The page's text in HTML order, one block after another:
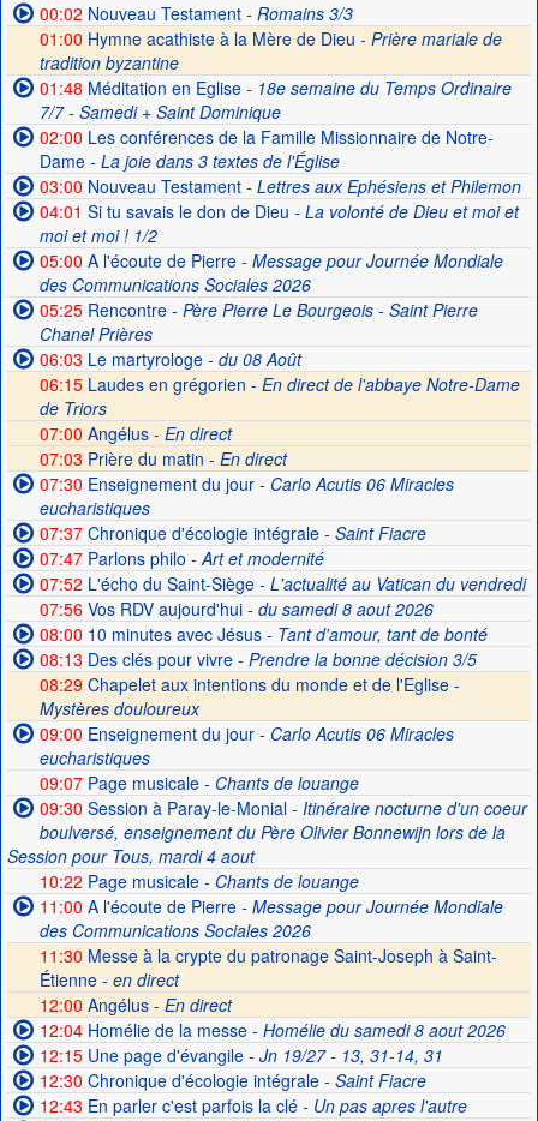
00:02 Nouveau Testament- Romains 3/3
01:00 Hymne acathiste à la Mère de Dieu - Prière mariale de
tradition byzantine
01:48 Méditation en Eglise- 18e semaine du Temps Ordinaire
7/7 - Samedi + Saint Dominique
02:00 Les conférences de la Famille Missionnaire de Notre-
Dame- La joie dans 3 textes de l'Église
03:00 Nouveau Testament- Lettres aux Ephésiens et Philemon
04:01 Si tu savais le don de Dieu - La volonté de Dieu et moi et
moi et moi ! 1/2
05:00 A l'écoute de Pierre- Message pour Journée Mondiale
des Communications Sociales 2026
05:25Rencontre- Père Pierre Le Bourgeois - Saint Pierre
Chanel Prières
06:03 Le martyrologe- du 08 Août
06:15Laudes en grégorien - En direct de l'abbaye Notre-Dame
de Triors
07:00 Angélus - En direct
07:03 Prière du matin - En direct
07:30 Enseignement du jour- Carlo Acutis 06 Miracles
eucharistiques
07:37Chronique d'écologie intégrale- Saint Fiacre
07:47Parlons philo - Art et modernité
07:52 L'écho du Saint-Siège- L'actualité au Vatican du vendredi
07:56Vos RDV aujourd'hui- du samedi 8 aout 2026
08:00 10 minutes avec Jésus- Tant d'amour, tant de bonté
08:13 Des clés pour vivre- Prendre la bonne décision 3/5
08:29 Chapelet aux intentions du monde et de l'Eglise -
Mystères douloureux
09:00 Enseignement du jour- Carlo Acutis 06 Miracles
eucharistiques
09:07Page musicale- Chants de louange
09:30 Session à Paray-le-Monial- Itinéraire nocturne d'un coeur
boulversé, enseignement du Père Olivier Bonnewijn lors de la
Session pour Tous, mardi 4 aout
10:22 Page musicale- Chants de louange
11:00 A l'écoute de Pierre- Message pour Journée Mondiale
des Communications Sociales 2026
11:30 Messe à la crypte du patronage Saint-Joseph à Saint-
Étienne - en direct
12:00 Angélus - En direct
12:04Homélie de la messe- Homélie du samedi 8 aout 2026
12:15Une page d'évangile- Jn 19/27 - 13, 31-14, 31
12:30 Chronique d'écologie intégrale- Saint Fiacre
12:43 En parler c'est parfois la clé- Un pas apres l'autre